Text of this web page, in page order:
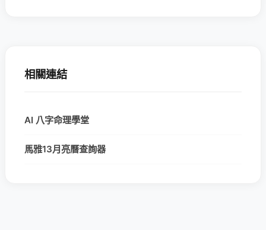
相關連結
AI 八字命理學堂
馬雅13月亮曆查詢器